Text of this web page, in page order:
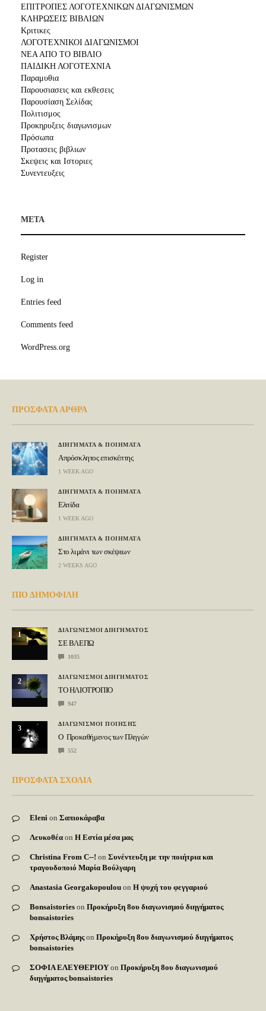
ΕΠΙΤΡΟΠΕΣ ΛΟΓΟΤΕΧΝΙΚΩΝ ΔΙΑΓΩΝΙΣΜΩΝ
ΚΛΗΡΩΣΕΙΣ ΒΙΒΛΙΩΝ
Κριτικες
ΛΟΓΟΤΕΧΝΙΚΟΙ ΔΙΑΓΩΝΙΣΜΟΙ
ΝΕΑ ΑΠΟ ΤΟ ΒΙΒΛΙΟ
ΠΑΙΔΙΚΗ ΛΟΓΟΤΕΧΝΙΑ
Παραμυθια
Παρουσιασεις και εκθεσεις
Παρουσίαση Σελίδας
Πολιτισμος
Προκηρυξεις διαγωνισμων
Πρόσωπα
Προτασεις βιβλιων
Σκεψεις και Ιστοριες
Συνεντευξεις
META
Register
Log in
Entries feed
Comments feed
WordPress.org
ΠΡΟΣΦΑΤΑ ΑΡΘΡΑ
ΔΙΗΓΗΜΑΤΑ & ΠΟΙΗΜΑΤΑ
Απρόσκλητος επισκέπτης
1 WEEK AGO
ΔΙΗΓΗΜΑΤΑ & ΠΟΙΗΜΑΤΑ
Ελπίδα
1 WEEK AGO
ΔΙΗΓΗΜΑΤΑ & ΠΟΙΗΜΑΤΑ
Στο λιμάνι των σκέψεων
2 WEEKS AGO
ΠΙΟ ΔΗΜΟΦΙΛΗ
1
ΔΙΑΓΩΝΙΣΜΟΙ ΔΙΗΓΗΜΑΤΟΣ
ΣΕ ΒΛΕΠΩ
1035
2
ΔΙΑΓΩΝΙΣΜΟΙ ΔΙΗΓΗΜΑΤΟΣ
ΤΟ ΗΛΙΟΤΡΟΠΙΟ
947
3
ΔΙΑΓΩΝΙΣΜΟΙ ΠΟΙΗΣΗΣ
Ο Προκαθήμενος των Πληγών
552
ΠΡΟΣΦΑΤΑ ΣΧΟΛΙΑ
Eleni on Σαπιοκάραβα
Λευκοθέα on Η Εστία μέσα μας
Christina From C--! on Συνέντευξη με την ποιήτρια και
τραγουδοποιό Μαρία Βούλγαρη
Anastasia Georgakopoulou on Η ψυχή του φεγγαριού
Bonsaistories on Προκήρυξη 8ου διαγωνισμού διηγήματος
bonsaistories
Χρήστος Βλάμηςon Προκήρυξη 8ου διαγωνισμού διηγήματος
bonsaistories
ΣΟΦΙΑ ΕΛΕΥΘΕΡΙΟΥ on Προκήρυξη 8ου διαγωνισμού
διηγήματος bonsaistories